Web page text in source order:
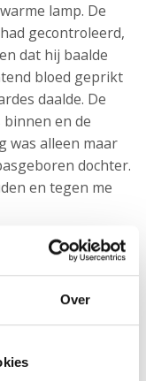
Over
lamp. De
gecontroleerd,
dat hij baalde
bloed geprikt
daalde. De
en de
was alleen maar
dochter.
en tegen me
bevallen was
en wat was dat
elkaar nog
houden, werd al
maximaal 30